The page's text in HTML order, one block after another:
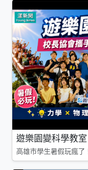
遊樂園變科學教
高雄市學生暑假玩瘋了